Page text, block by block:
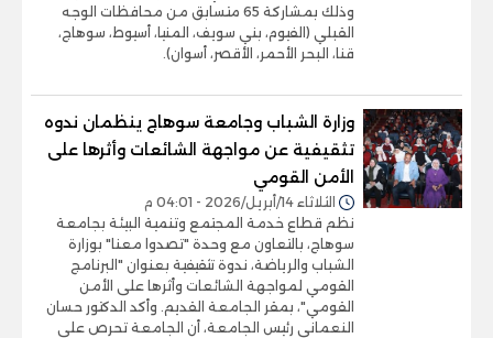
وذلك بمشاركة 65 متسابق من محافظات الوجه
القبلي (الفيوم، بني سويف، المنيا، أسيوط، سوهاج،
قنا، البحر الأحمر، الأقصر، أسوان).
وزارة الشباب وجامعة سوهاج ينظمان ندوه
تثقيفية عن مواجهة الشائعات وأثرها على
الأمن القومي
الثلاثاء 14/أبريل/2026 - 04:01 م
نظم قطاع خدمة المجتمع وتنمية البيئة بجامعة
سوهاج، بالتعاون مع وحدة "تصدوا معنا" بوزارة
الشباب والرياضة، ندوة تثقيفية بعنوان "البرنامج
القومي لمواجهة الشائعات وأثرها على الأمن
القومي"، بمقر الجامعة القديم. وأكد الدكتور حسان
النعماني رئيس الجامعة، أن الجامعة تحرص على